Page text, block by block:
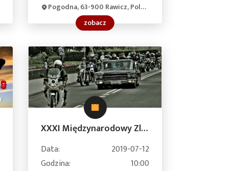
Pogodna, 63-900 Rawicz, Poland
zobacz
XXXI Międzynarodowy Zlot Motocykli „Nad Zalewem” W Polanowie
Data:
2019-07-12
Godzina:
10:00